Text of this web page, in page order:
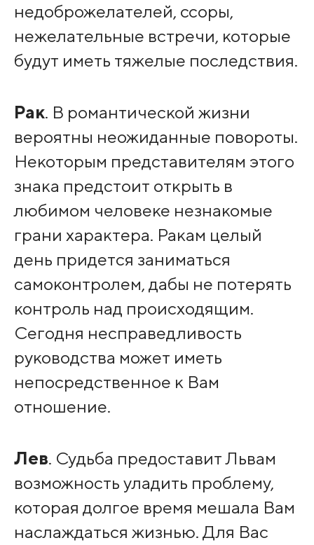
недоброжелателей, ссоры,
нежелательные встречи, которые
будут иметь тяжелые последствия.
Рак. В романтической жизни
вероятны неожиданные повороты.
Некоторым представителям этого
знака предстоит открыть в
любимом человеке незнакомые
грани характера. Ракам целый
день придется заниматься
самоконтролем, дабы не потерять
контроль над происходящим.
Сегодня несправедливость
руководства может иметь
непосредственное к Вам
отношение.
Лев. Судьба предоставит Львам
возможность уладить проблему,
которая долгое время мешала Вам
наслаждаться жизнью. Для Вас